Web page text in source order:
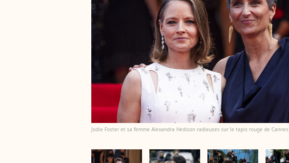
Jodie Foster et sa femme Alexandra Hedison radieuses sur le tapis rouge de Cannes